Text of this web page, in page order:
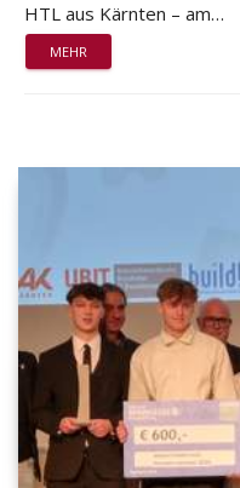
HTL aus Kärnten – am…
MEHR